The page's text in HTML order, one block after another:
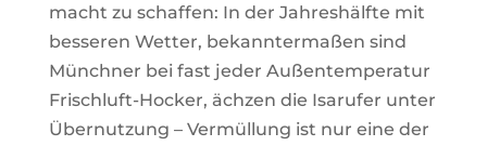
macht zu schaffen: In der Jahreshälfte mit
besseren Wetter, bekanntermaßen sind
Münchner bei fast jeder Außentemperatur
Frischluft-Hocker, ächzen die Isarufer unter
Übernutzung – Vermüllung ist nur eine der